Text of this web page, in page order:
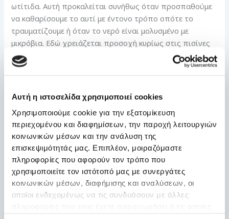
Αυτή η ιστοσελίδα χρησιμοποιεί cookies
Χρησιμοποιούμε cookie για την εξατομίκευση
περιεχομένου και διαφημίσεων, την παροχή λειτουργιών
κοινωνικών μέσων και την ανάλυση της
επισκεψιμότητάς μας. Επιπλέον, μοιραζόμαστε
πληροφορίες που αφορούν τον τρόπο που
χρησιμοποιείτε τον ιστότοπό μας με συνεργάτες
κοινωνικών μέσων, διαφήμισης και αναλύσεων, οι
οποίοι ενδεχομένως να τις συνδυάσουν με άλλες
ωτίτιδα. Αυτή προκαλείται συνήθως όταν προσπαθούμε
να καθαρίσουμε το αυτί με έντονο τρόπο οπότε το
τραυματίζουμε ή όταν το νερό είναι μολυσμένο με
μικρόβια. Εδώ χρειάζεται προσοχή κυρίως στις πισίνες
που δεν τηρούνται οι συνθήκες υγιεινής! Η φλεγμονή
εκδηλώνεται συνήθως με πόνο και πιθανώς βαρηκοΐα,
Εξαιρετικά συχνές είναι επίσης και οι μυκητιάσεις, η
εκδήλωση των οποίων ευνοείται από την υγρασία και τη
ζέστη. Στις περιπτώσεις αυτές χρειάζεται η συμβολή του
γιατρού.
Τέλος, η θάλασσα θέλει προσοχή γιατί είναι πιθανόν ένα
δυνατό κύμα να προκαλέσει άμεση κάκωση (ρήξη) του
τυμπάνου. Επίσης, οι καταδύσεις είναι δυνατόν να
δημιουργήσουν προβλήματα στα αυτιά και κυρίως στο
μέσο τους. Και σε αυτές τις περιπτώσεις, είναι